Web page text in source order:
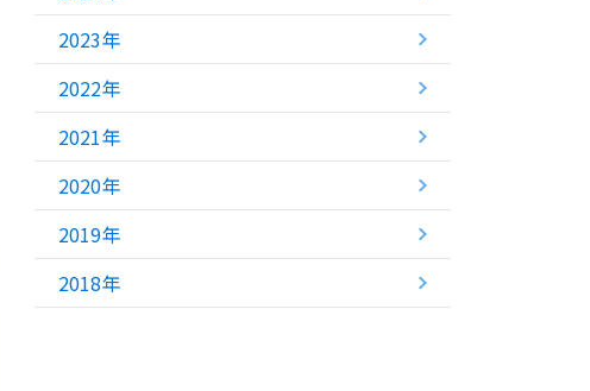
2023年
2022年
2021年
2020年
2019年
2018年